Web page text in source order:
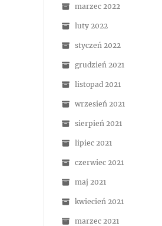
marzec 2022
luty 2022
styczeń 2022
grudzień 2021
listopad 2021
wrzesień 2021
sierpień 2021
lipiec 2021
czerwiec 2021
maj 2021
kwiecień 2021
marzec 2021